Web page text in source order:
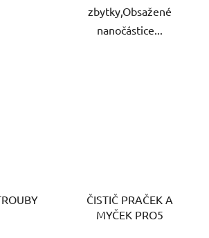
zbytky,Obsažené
nanočástice...
ČISTIČ PRAČEK A
MYČEK PRO5